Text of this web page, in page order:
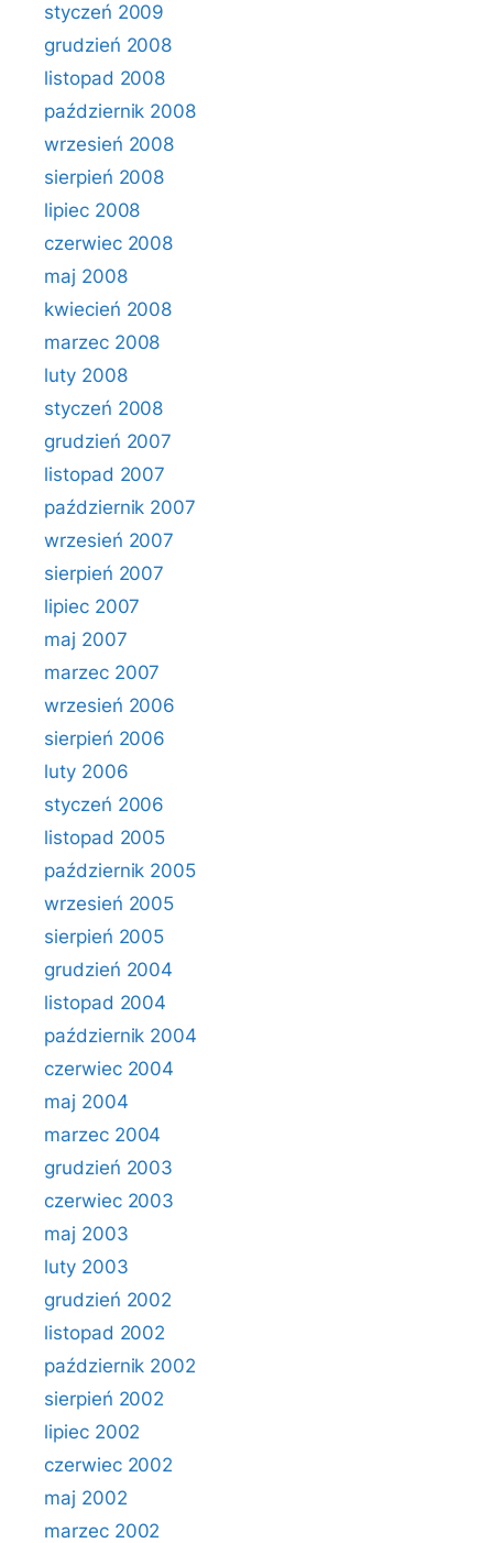
styczeń 2009
grudzień 2008
listopad 2008
październik 2008
wrzesień 2008
sierpień 2008
lipiec 2008
czerwiec 2008
maj 2008
kwiecień 2008
marzec 2008
luty 2008
styczeń 2008
grudzień 2007
listopad 2007
październik 2007
wrzesień 2007
sierpień 2007
lipiec 2007
maj 2007
marzec 2007
wrzesień 2006
sierpień 2006
luty 2006
styczeń 2006
listopad 2005
październik 2005
wrzesień 2005
sierpień 2005
grudzień 2004
listopad 2004
październik 2004
czerwiec 2004
maj 2004
marzec 2004
grudzień 2003
czerwiec 2003
maj 2003
luty 2003
grudzień 2002
listopad 2002
październik 2002
sierpień 2002
lipiec 2002
czerwiec 2002
maj 2002
marzec 2002